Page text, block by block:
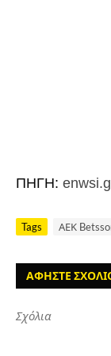
ΠΗΓΗ:
Tags ΑΕΚ
ΑΦΗΣΤΕ
Σχόλια